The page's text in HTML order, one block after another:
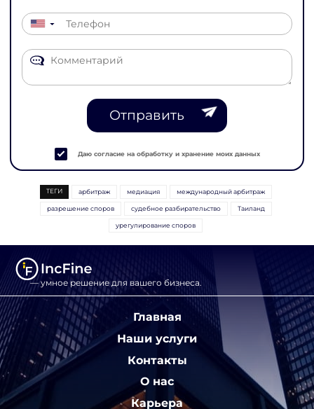
▼
Отправить
Даю согласие на обработку и хранение моих данных
ТЕГИ арбитраж медиация международный арбитраж
разрешение споров судебное разбирательство Таиланд
урегулирование споров
— умное решение для вашего бизнеса.
Главная
Наши услуги
Контакты
О нас
Карьера